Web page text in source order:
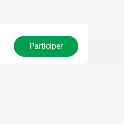
Participer